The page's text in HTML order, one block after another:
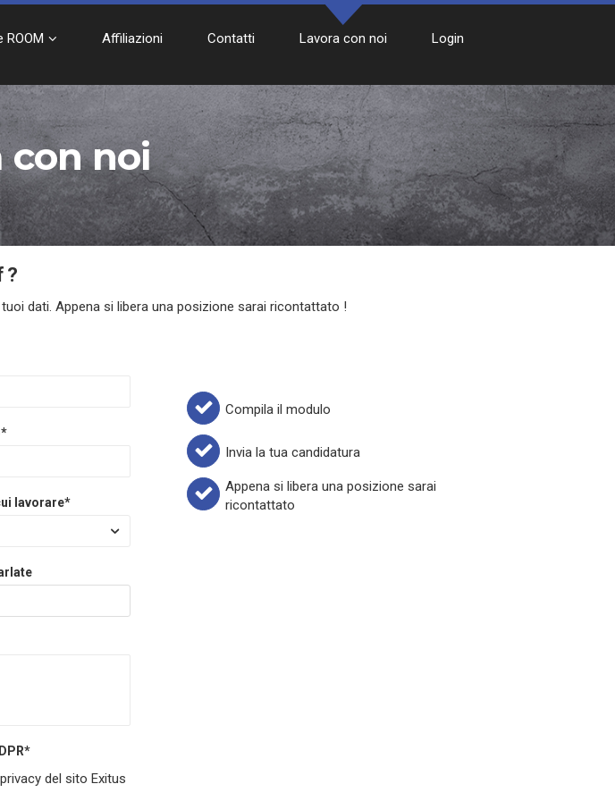
ROOM Affiliazioni Contatti Lavora con noi Login
con noi
?
dati. Appena si libera una posizione sarai ricontattato !
lavorare*
del sito Exitus
Compila il modulo
Invia la tua candidatura
Appena si libera una posizione sarai
ricontattato